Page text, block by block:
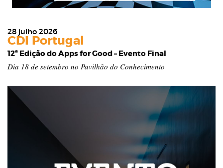
28 julho 2026
CDI Portugal
12ª Edição do Apps for Good – Evento Final
Dia 18 de setembro no Pavilhão do Conhecimento